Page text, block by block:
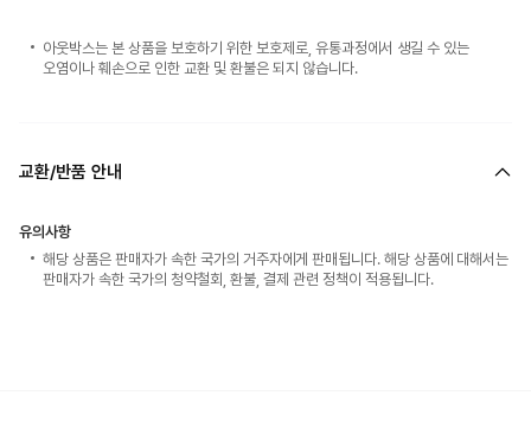
아웃박스는 본 상품을 보호하기 위한 보호제로, 유통과정에서 생길 수 있는
오염이나 훼손으로 인한 교환 및 환불은 되지 않습니다.
교환/반품 안내
유의사항
해당 상품은 판매자가 속한 국가의 거주자에게 판매됩니다. 해당 상품에 대해서는
판매자가 속한 국가의 청약철회, 환불, 결제 관련 정책이 적용됩니다.